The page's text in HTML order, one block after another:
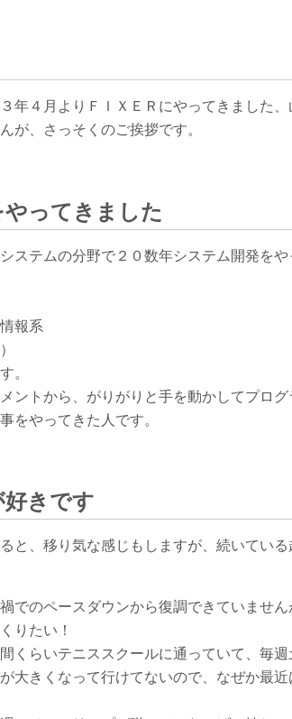
年４月よりＦＩＸＥＲにやってきました
が、さっそくのご挨拶です。
ってきました
ステムの分野で２０数年システム開発を
報系
。
ントから、がりがりと手を動かしてプロ
をやってきた人です。
きです
と、移り気な感じもしますが、続いてい
でのペースダウンから復調できていませ
りたい！
くらいテニススクールに通っていて、毎週
大きくなって行けてないので、なぜか最